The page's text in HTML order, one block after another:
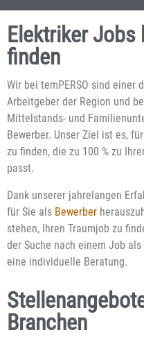
Elektriker Jobs
finden
Wir bei temPERSO sind einer
Arbeitgeber der Region und
Mittelstands- und
Bewerber. Unser Ziel ist es,
zu finden, die zu 100 % zu
passt.
Dank unserer jahrelangen
für Sie als Bewerber
stehen, Ihren Traumjob zu
der Suche nach einem Job
eine individuelle Beratung.
Branchen